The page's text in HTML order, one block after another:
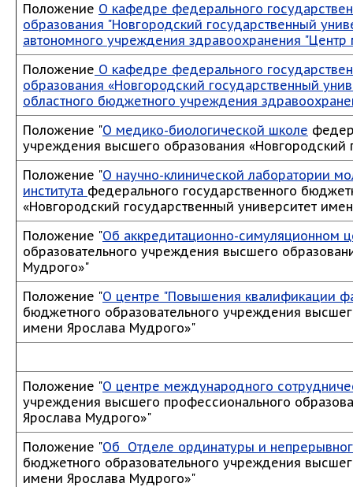
Положение О кафедре федерального
образования "Новгородский государственный
автономного учреждения здравоохранения
Положение О кафедре федерального
образования «Новгородский государственный
областного бюджетного учреждения
Положение "О медико-биологической школе
учреждения высшего образования «Новгородский
Положение "О научно-клинической лаборатории
института федерального государственного
«Новгородский государственный университет
Положение "Об аккредитационно-симуляционном
образовательного учреждения высшего
Мудрого»"
Положение "О центре "Повышения квалификации
бюджетного образовательного учреждения
имени Ярослава Мудрого»"
Положение "О центре международного
учреждения высшего профессионального
Ярослава Мудрого»"
Положение "Об Отделе ординатуры и
бюджетного образовательного учреждения
имени Ярослава Мудрого»"